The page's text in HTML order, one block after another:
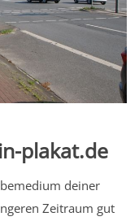
plakat.de
deiner
Zeitraum gut